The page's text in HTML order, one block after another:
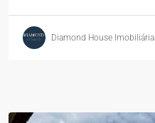
Diamond House Imobiliária